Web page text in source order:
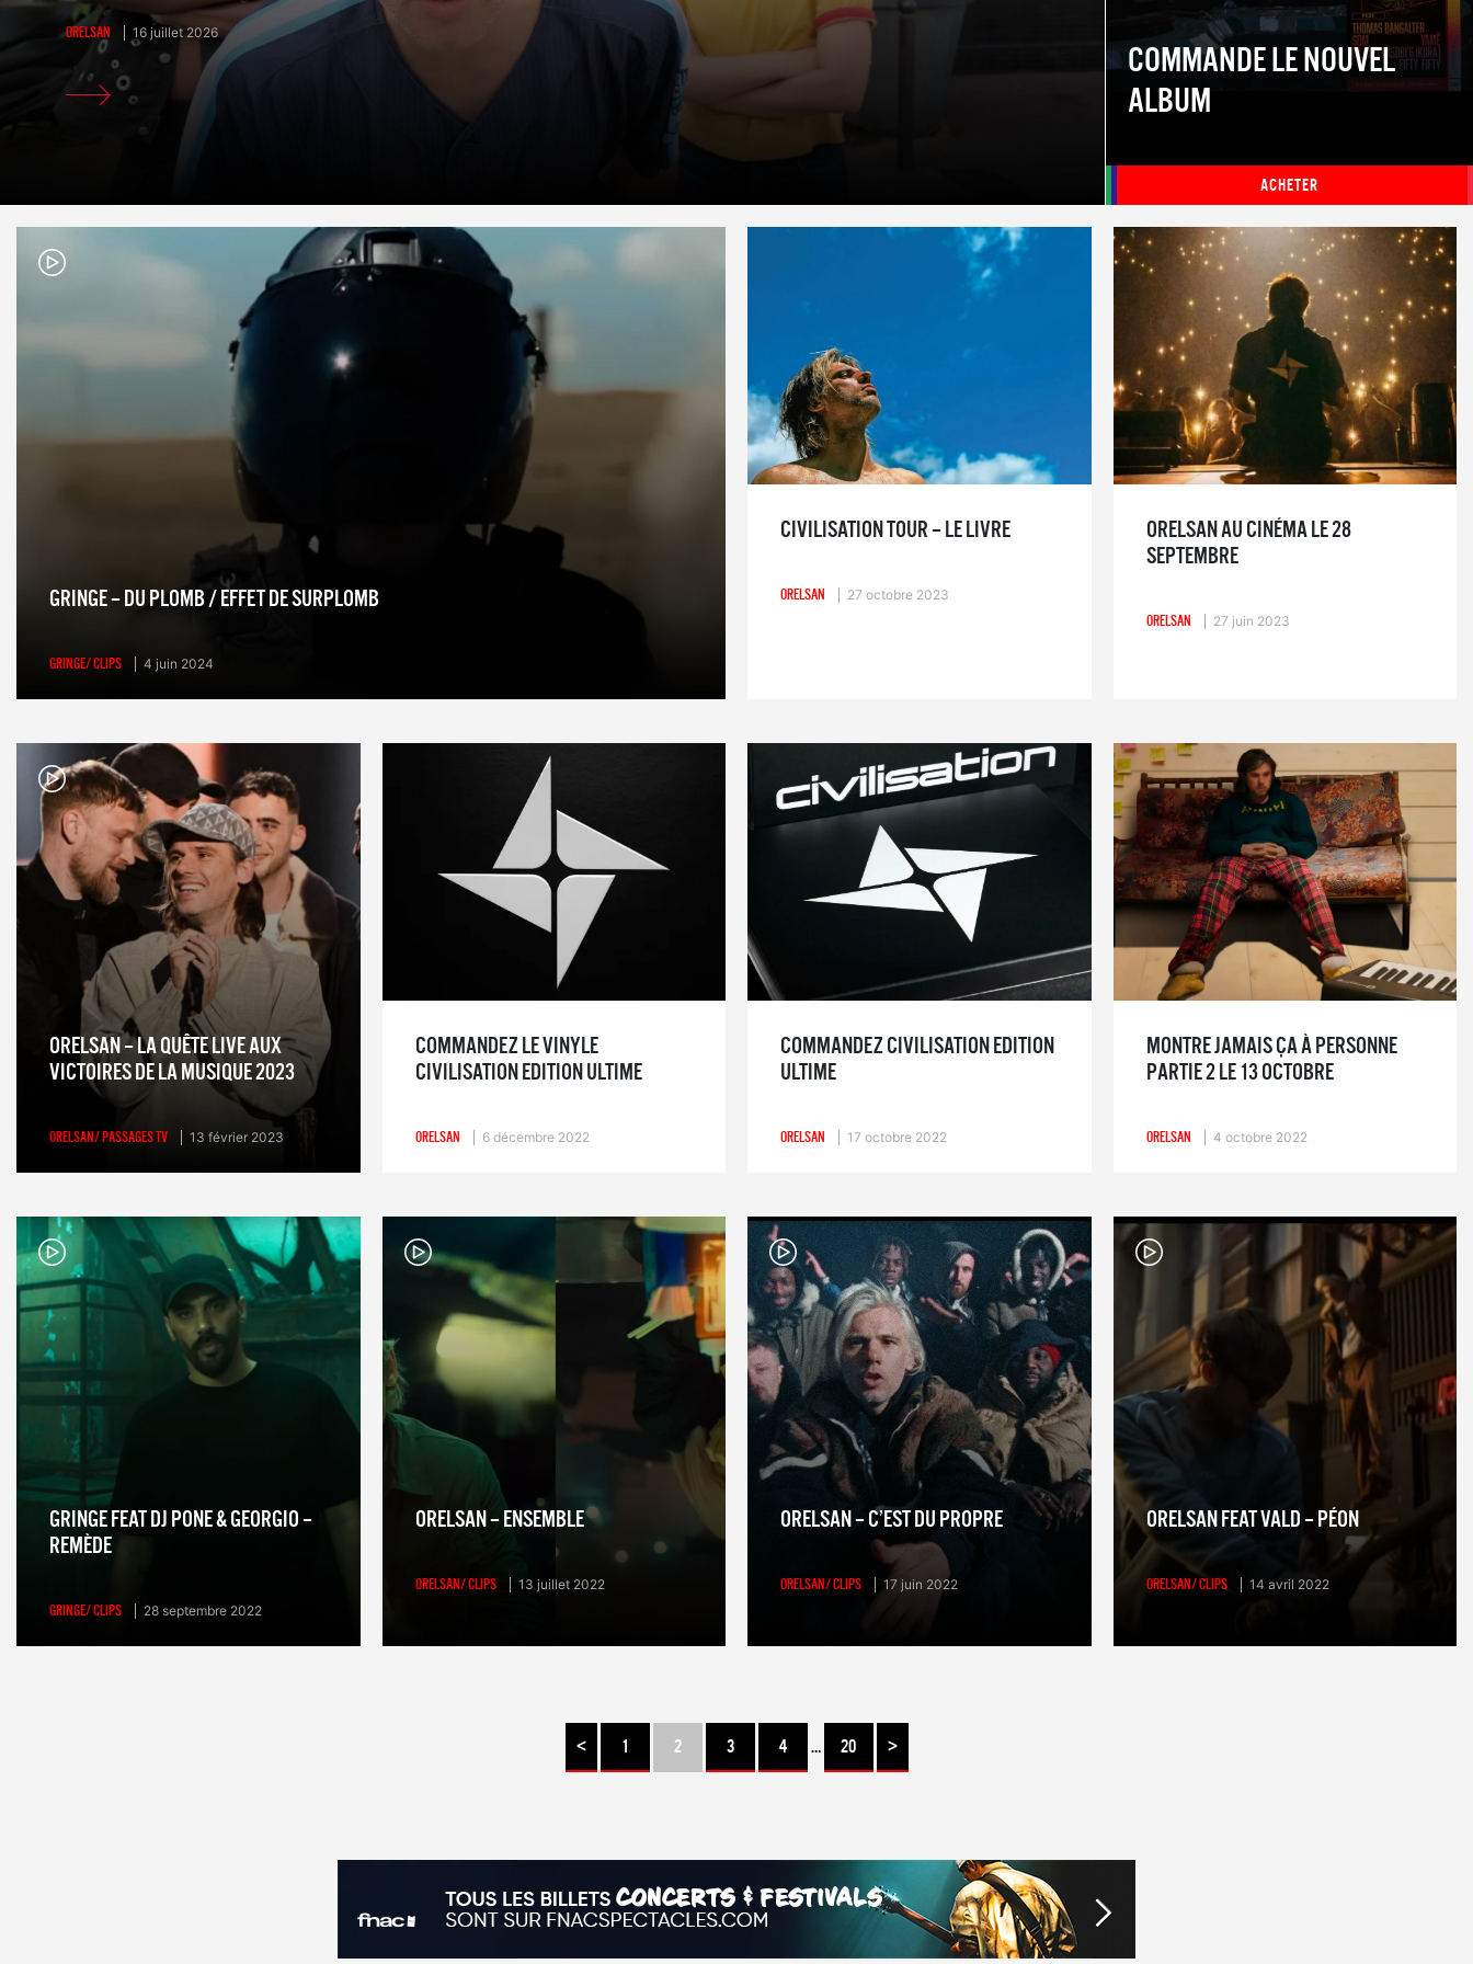
ORELSAN 16 juillet 2026
COMMANDE LE NOUVEL
ALBUM
ACHETER
GRINGE – DU PLOMB / EFFET DE SURPLOMB
GRINGE/ CLIPS 4 juin 2024
CIVILISATION TOUR – LE LIVRE
ORELSAN 27 octobre 2023
ORELSAN AU CINÉMA LE 28
SEPTEMBRE
ORELSAN 27 juin 2023
ORELSAN – LA QUÊTE LIVE AUX
VICTOIRES DE LA MUSIQUE 2023
ORELSAN/ PASSAGES TV 13 février 2023
COMMANDEZ LE VINYLE
CIVILISATION EDITION ULTIME
ORELSAN 6 décembre 2022
COMMANDEZ CIVILISATION EDITION
ULTIME
ORELSAN 17 octobre 2022
MONTRE JAMAIS ÇA À PERSONNE
PARTIE 2 LE 13 OCTOBRE
ORELSAN 4 octobre 2022
GRINGE FEAT DJ PONE & GEORGIO –
REMÈDE
GRINGE/ CLIPS 28 septembre 2022
ORELSAN – ENSEMBLE
ORELSAN/ CLIPS 13 juillet 2022
ORELSAN – C’EST DU PROPRE
ORELSAN/ CLIPS 17 juin 2022
ORELSAN FEAT VALD – PÉON
ORELSAN/ CLIPS 14 avril 2022
< 1 2 3 4 … 20 >